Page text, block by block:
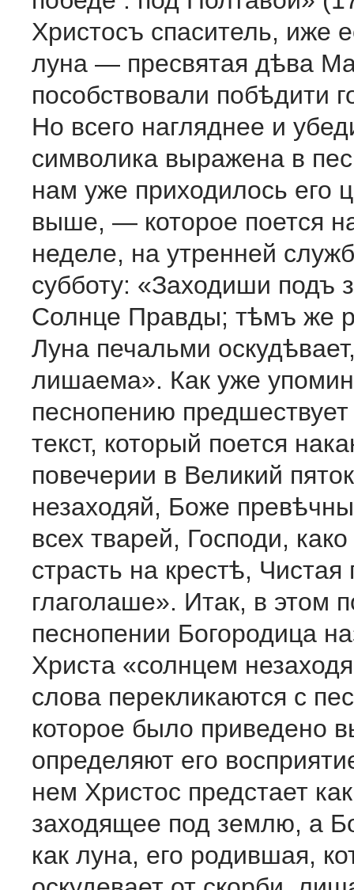
Христосъ спаситель, иже
луна — пресвятая дѣва
пособствовали побѣдити
Но всего нагляднее и
символика выражена в
нам уже приходилось его
выше, — которое поется
неделе, на утренней
субботу: «Заходиши подъ
Солнце Правды; тѣмъ же
Луна печальми
лишаема». Как уже
песнопению
текст, который поется
повечерии в Великий
незаходяй, Боже
всех тварей, Господи,
страсть на крестѣ,
глаголаше». Итак, в этом
песнопении Богородица
Христа «солнцем
слова перекликаются с
которое было приведено
определяют его
нем Христос предстает
заходящее под землю, а
как луна, его родившая,